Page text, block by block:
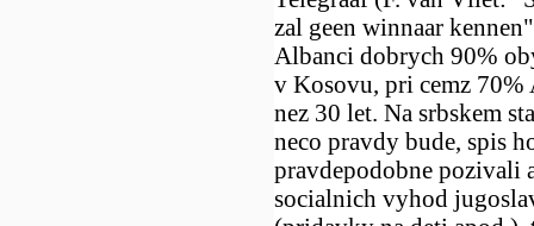
zal geen winnaar
Albanci dobrych 90%
v Kosovu, pri cemz 70%
nez 30 let. Na srbskem
neco pravdy bude, spis
pravdepodobne pozivali
socialnich vyhod